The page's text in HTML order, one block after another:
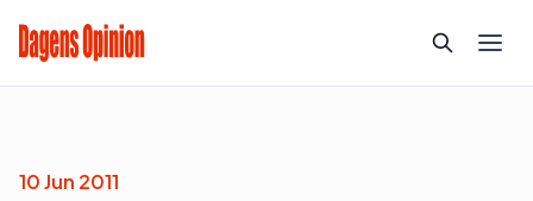
10 Jun 2011